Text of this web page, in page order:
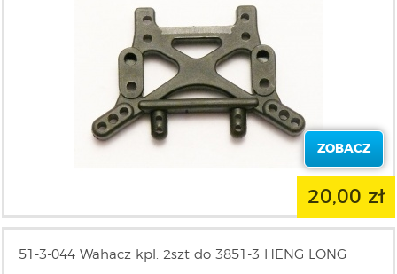
ZOBACZ
20,00 zł
51-3-044 Wahacz kpl. 2szt do 3851-3 HENG LONG